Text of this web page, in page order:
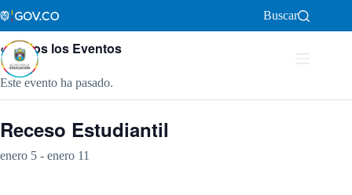
al
contenido
Buscar
« Todos los Eventos
Este evento ha pasado.
Receso Estudiantil
enero 5 - enero 11